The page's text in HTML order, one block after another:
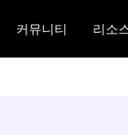
커뮤니티 리소